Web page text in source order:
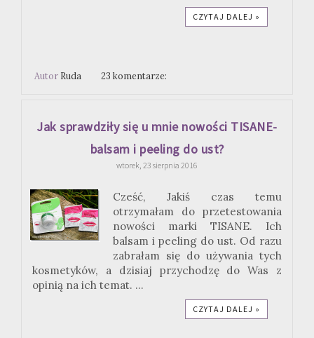
CZYTAJ DALEJ »
Autor Ruda 23 komentarze:
Jak sprawdziły się u mnie nowości TISANE-
balsam i peeling do ust?
wtorek, 23 sierpnia 2016
Cześć, Jakiś czas temu
otrzymałam do przetestowania
nowości marki TISANE. Ich
balsam i peeling do ust. Od razu
zabrałam się do używania tych
kosmetyków, a dzisiaj przychodzę do Was z
opinią na ich temat. ...
CZYTAJ DALEJ »